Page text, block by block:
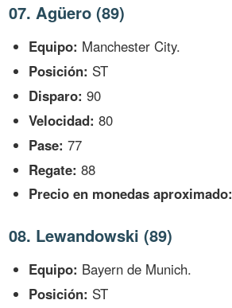
07. Agüero (89)
Equipo: Manchester City.
Posición: ST
Disparo: 90
Velocidad: 80
Pase: 77
Regate: 88
Precio en monedas aproximado:
08. Lewandowski (89)
Equipo: Bayern de Munich.
Posición: ST